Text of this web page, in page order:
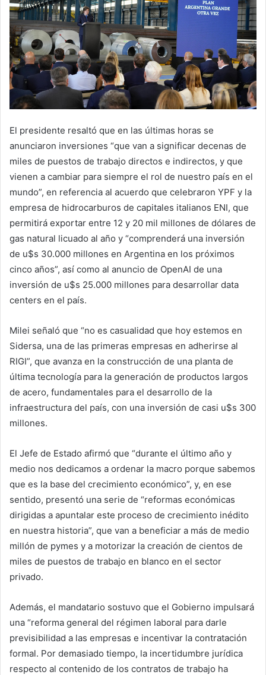
El presidente resaltó que en las últimas horas se
anunciaron inversiones “que van a significar decenas de
miles de puestos de trabajo directos e indirectos, y que
vienen a cambiar para siempre el rol de nuestro país en el
mundo”, en referencia al acuerdo que celebraron YPF y la
empresa de hidrocarburos de capitales italianos ENI, que
permitirá exportar entre 12 y 20 mil millones de dólares de
gas natural licuado al año y “comprenderá una inversión
de u$s 30.000 millones en Argentina en los próximos
cinco años”, así como al anuncio de OpenAI de una
inversión de u$s 25.000 millones para desarrollar data
centers en el país.
Milei señaló que “no es casualidad que hoy estemos en
Sidersa, una de las primeras empresas en adherirse al
RIGI”, que avanza en la construcción de una planta de
última tecnología para la generación de productos largos
de acero, fundamentales para el desarrollo de la
infraestructura del país, con una inversión de casi u$s 300
millones.
El Jefe de Estado afirmó que “durante el último año y
medio nos dedicamos a ordenar la macro porque sabemos
que es la base del crecimiento económico”, y, en ese
sentido, presentó una serie de “reformas económicas
dirigidas a apuntalar este proceso de crecimiento inédito
en nuestra historia”, que van a beneficiar a más de medio
millón de pymes y a motorizar la creación de cientos de
miles de puestos de trabajo en blanco en el sector
privado.
Además, el mandatario sostuvo que el Gobierno impulsará
una “reforma general del régimen laboral para darle
previsibilidad a las empresas e incentivar la contratación
formal. Por demasiado tiempo, la incertidumbre jurídica
respecto al contenido de los contratos de trabajo ha